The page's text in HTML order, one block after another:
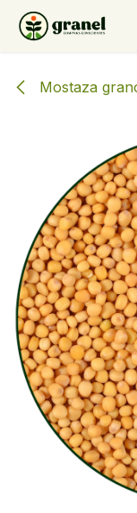
Ir al contenido
Mostaza